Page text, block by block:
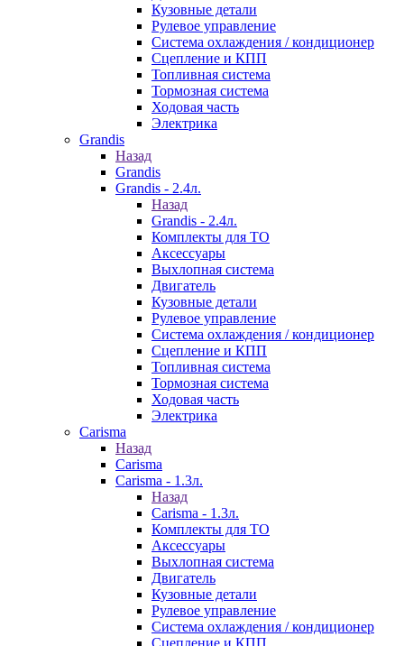
Кузовные детали
Рулевое управление
Система охлаждения / кондиционер
Сцепление и КПП
Топливная система
Тормозная система
Ходовая часть
Электрика
Grandis
Назад
Grandis
Grandis - 2.4л.
Назад
Grandis - 2.4л.
Комплекты для ТО
Аксессуары
Выхлопная система
Двигатель
Кузовные детали
Рулевое управление
Система охлаждения / кондиционер
Сцепление и КПП
Топливная система
Тормозная система
Ходовая часть
Электрика
Carisma
Назад
Carisma
Carisma - 1.3л.
Назад
Carisma - 1.3л.
Комплекты для ТО
Аксессуары
Выхлопная система
Двигатель
Кузовные детали
Рулевое управление
Система охлаждения / кондиционер
Сцепление и КПП